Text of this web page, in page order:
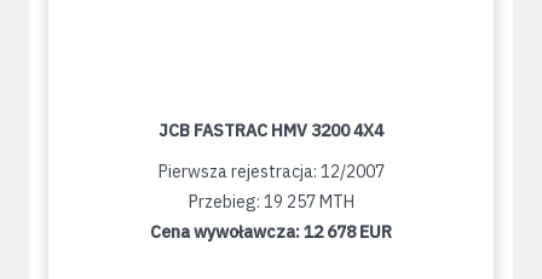
JCB FASTRAC HMV 3200 4X4
Pierwsza rejestracja: 12/2007
Przebieg: 19 257 MTH
Cena wywoławcza:12 678 EUR